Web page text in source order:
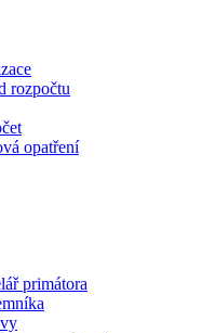
rozpočtu
opatření
primátora